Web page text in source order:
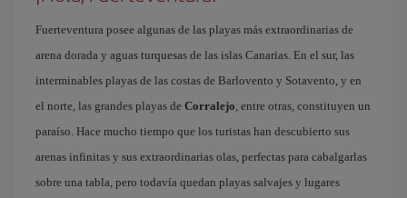
Fuerteventura posee algunas de las playas más extraordinarias de
arena dorada y aguas turquesas de las islas Canarias. En el sur, las
interminables playas de las costas de Barlovento y Sotavento, y en
el norte, las grandes playas de Corralejo, entre otras, constituyen un
paraíso. Hace mucho tiempo que los turistas han descubierto sus
arenas infinitas y sus extraordinarias olas, perfectas para cabalgarlas
sobre una tabla, pero todavía quedan playas salvajes y lugares